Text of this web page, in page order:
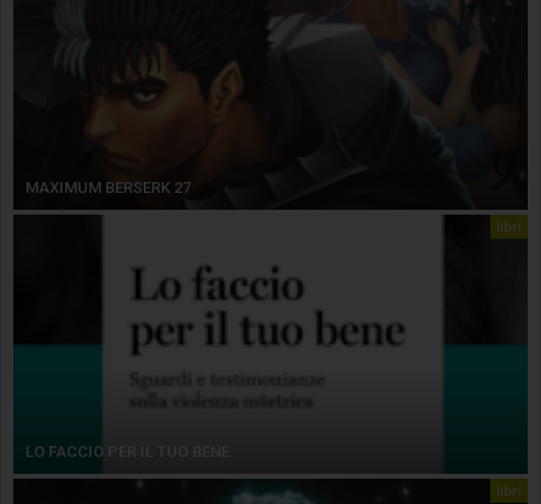
MAXIMUM BERSERK 27
libri
LO FACCIO PER IL TUO BENE
libri